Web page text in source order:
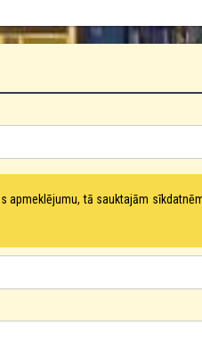
tā sauktajām